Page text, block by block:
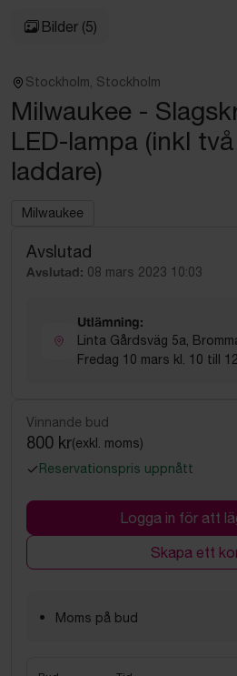
Bilder (5)
Stockholm, Stockholm
Milwaukee -
LED-lampa (inkl
laddare)
Milwaukee
Avslutad
Avslutad: 08 mars 2023 10:03
Utlämning:
Linta Gårdsväg 5a,
Fredag 10 mars kl. 10 till 12
Vinnande bud
800 kr(exkl. moms)
Reservationspris uppnått
Logga in för att
Skapa ett
Moms på bud